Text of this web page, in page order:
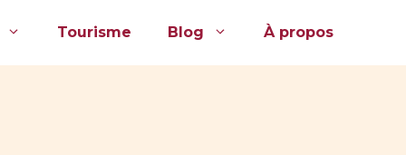
Tourisme Blog À propos